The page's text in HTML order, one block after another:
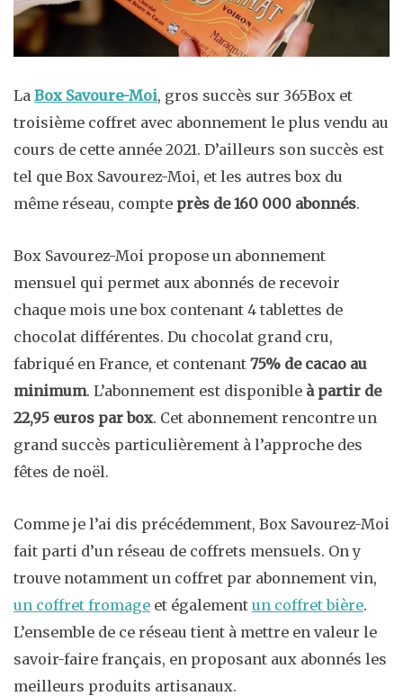
La Box Savoure-Moi, gros succès sur 365Box et
troisième coffret avec abonnement le plus vendu au
cours de cette année 2021. D’ailleurs son succès est
tel que Box Savourez-Moi, et les autres box du
même réseau, compte près de 160 000 abonnés.
Box Savourez-Moi propose un abonnement
mensuel qui permet aux abonnés de recevoir
chaque mois une box contenant 4 tablettes de
chocolat différentes. Du chocolat grand cru,
fabriqué en France, et contenant 75% de cacao au
minimum. L’abonnement est disponible à partir de
22,95 euros par box. Cet abonnement rencontre un
grand succès particulièrement à l’approche des
fêtes de noël.
Comme je l’ai dis précédemment, Box Savourez-Moi
fait parti d’un réseau de coffrets mensuels. On y
trouve notamment un coffret par abonnement vin,
un coffret fromage et également un coffret bière.
L’ensemble de ce réseau tient à mettre en valeur le
savoir-faire français, en proposant aux abonnés les
meilleurs produits artisanaux.